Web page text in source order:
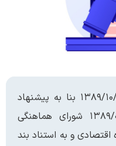
هیئت وزیران در جلسه مورخ ۱۳۸۹/۱۰/۰۵ بنا به پیشنهاد
شماره ۸۹۲/۱۰/۵۱۰ مورخ ۱۳۸۹/۰۹/۲۰ شورای هماهنگی
و به استناد بند